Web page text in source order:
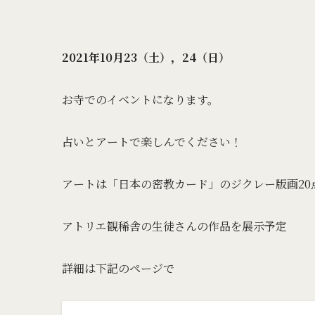
2021年10月23（土），24（日）
お寺でのイベントになります。
占いとアートで楽しんでください！
アートは「日本の密教カード」のジクレー版画20
アトリエ観稀舎の生徒さんの作品を展示予定
詳細は下記のページで